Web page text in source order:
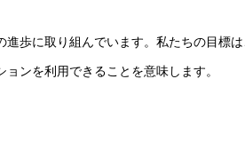
歩に取り組んでいます。私たちの目標
ンを利用できることを意味します。